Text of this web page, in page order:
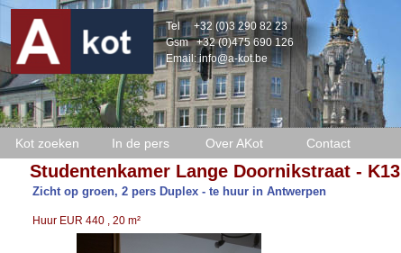
Tel +32 (0)3 290 82 23
Gsm +32 (0)475 690 126
Email:info@a-kot.be
Kot zoeken In de pers Over AKot Contact
Studentenkamer Lange Doornikstraat - K13
Zicht op groen, 2 pers Duplex - te huur in Antwerpen
Huur EUR 440 , 20 m²